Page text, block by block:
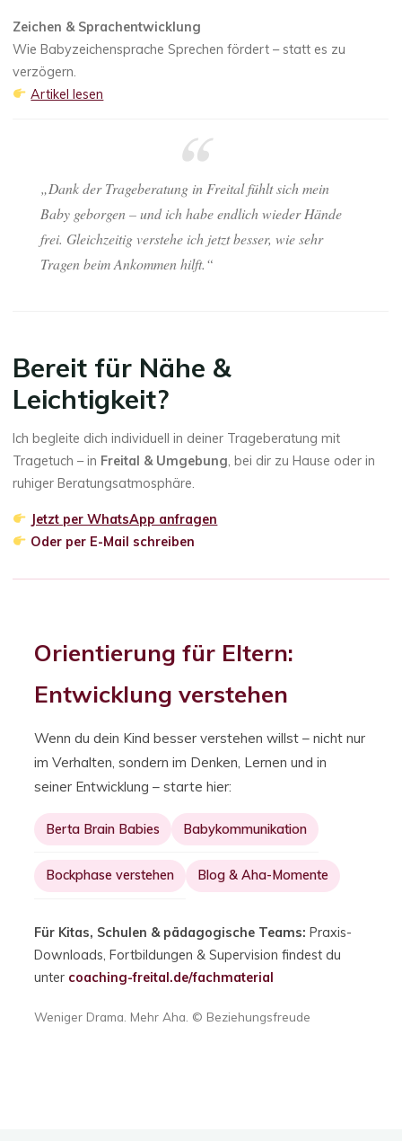
Zeichen & Sprachentwicklung
Wie Babyzeichensprache Sprechen fördert – statt es zu
verzögern.
Artikel lesen
„Dank der Trageberatung in Freital fühlt sich mein
Baby geborgen – und ich habe endlich wieder Hände
frei. Gleichzeitig verstehe ich jetzt besser, wie sehr
Tragen beim Ankommen hilft.“
Bereit für Nähe &
Leichtigkeit?
Ich begleite dich individuell in deiner Trageberatung mit
Tragetuch – in Freital & Umgebung, bei dir zu Hause oder in
ruhiger Beratungsatmosphäre.
Jetzt per WhatsApp anfragen
Oder per E-Mail schreiben
Orientierung für Eltern:
Entwicklung verstehen
Wenn du dein Kind besser verstehen willst – nicht nur
im Verhalten, sondern im Denken, Lernen und in
seiner Entwicklung – starte hier:
Berta Brain Babies Babykommunikation
Bockphase verstehen Blog & Aha-Momente
Für Kitas, Schulen & pädagogische Teams: Praxis-
Downloads, Fortbildungen & Supervision findest du
unter coaching-freital.de/fachmaterial
Weniger Drama. Mehr Aha. © Beziehungsfreude